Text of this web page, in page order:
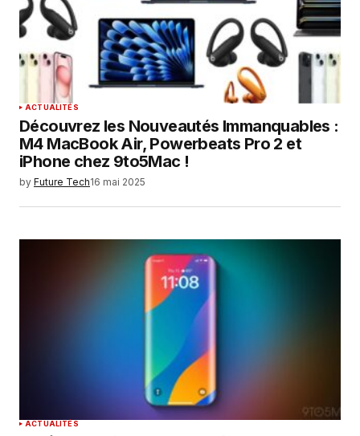
ACTUALITÉS
Découvrez les Nouveautés Immanquables :
M4 MacBook Air, Powerbeats Pro 2 et
iPhone chez 9to5Mac !
by Future Tech16 mai 2025
ACTUALITÉS